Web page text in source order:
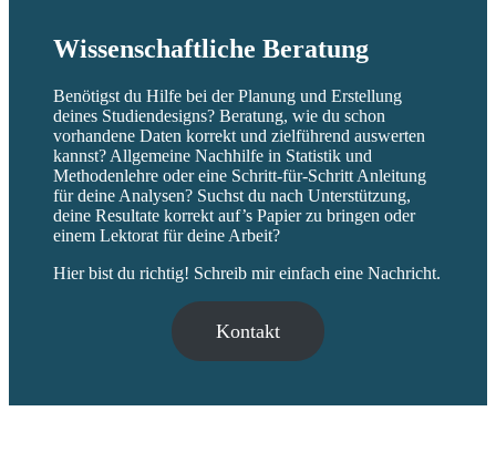
Wissenschaftliche Beratung
Benötigst du Hilfe bei der Planung und Erstellung
deines Studiendesigns? Beratung, wie du schon
vorhandene Daten korrekt und zielführend auswerten
kannst? Allgemeine Nachhilfe in Statistik und
Methodenlehre oder eine Schritt-für-Schritt Anleitung
für deine Analysen? Suchst du nach Unterstützung,
deine Resultate korrekt auf’s Papier zu bringen oder
einem Lektorat für deine Arbeit?
Hier bist du richtig! Schreib mir einfach eine Nachricht.
Kontakt